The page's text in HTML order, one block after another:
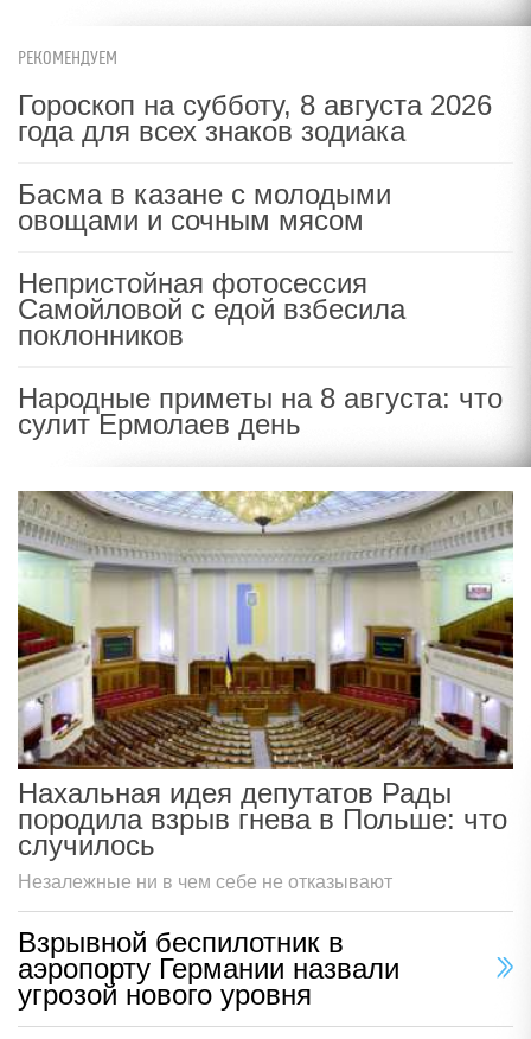
РЕКОМЕНДУЕМ
Гороскоп на субботу, 8 августа 2026
года для всех знаков зодиака
Басма в казане с молодыми
овощами и сочным мясом
Непристойная фотосессия
Самойловой с едой взбесила
поклонников
Народные приметы на 8 августа: что
сулит Ермолаев день
Нахальная идея депутатов Рады
породила взрыв гнева в Польше: что
случилось
Незалежные ни в чем себе не отказывают
Взрывной беспилотник в
аэропорту Германии назвали
угрозой нового уровня